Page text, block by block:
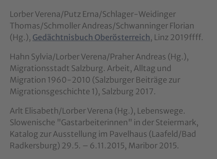
Lorber Verena/Putz Erna/Schlager-Weidinger
Thomas/Schmoller Andreas/Schwanninger Florian
(Hg.), Gedächtnisbuch Oberösterreich, Linz 2019ffff.
Hahn Sylvia/Lorber Verena/Praher Andreas (Hg.),
Migrationsstadt Salzburg. Arbeit, Alltag und
Migration 1960-2010 (Salzburger Beiträge zur
Migrationsgeschichte 1), Salzburg 2017.
Arlt Elisabeth/Lorber Verena (Hg.), Lebenswege.
Slowenische "Gastarbeiterinnen" in der Steiermark,
Katalog zur Ausstellung im Pavelhaus (Laafeld/Bad
Radkersburg) 29.5. – 6.11.2015, Maribor 2015.